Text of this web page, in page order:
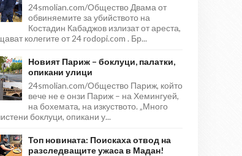
24smolian.com/Общество Двама от
обвиняемите за убийството на
Костадин Кабаджов излизат от ареста,
колегите от 24 rodopi.com . Бр...
Новият Париж – боклуци, палатки,
опикани улици
24smolian.com/Общество Париж, който
вече не е онзи Париж – на Хемингуей,
на бохемата, на изкуството. „Много
боклуци, опикани у...
Топ новината: Поискаха отвод на
разследващите ужаса в Мадан!